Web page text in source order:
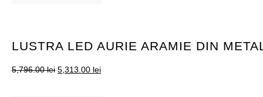
LUSTRA LED AURIE ARAMIE DIN
5,796.00lei 5,313.00 lei